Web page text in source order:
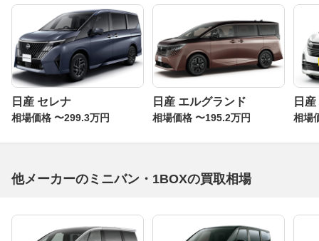
日産 セレナ
相場価格 〜299.3万円
日産 エルグランド
相場価格 〜195.2万円
日
相場
他メーカーのミニバン・1BOXの買取相場